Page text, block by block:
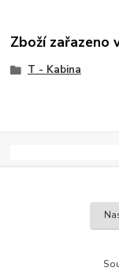
Zboží zařazeno
T - Kabina